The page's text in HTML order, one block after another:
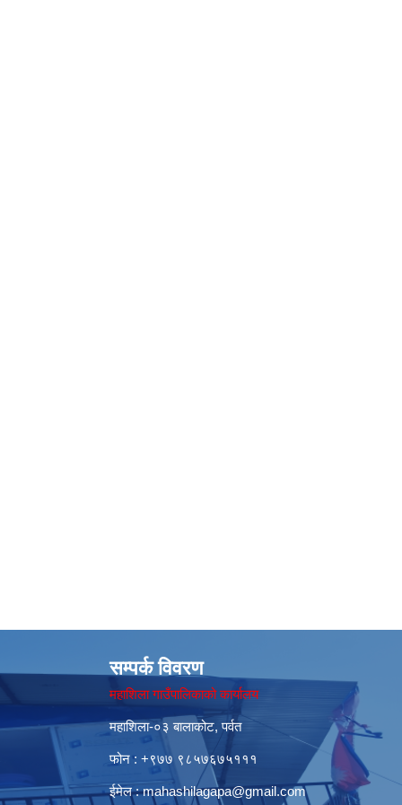
सम्पर्क विवरण
महाशिला गाउँपालिकाको कार्यालय
महाशिला-०३ बालाकोट, पर्वत
फोन : ‌+९७७ ९८५७६७५१११
ईमेल :mahashilagapa@gmail.com